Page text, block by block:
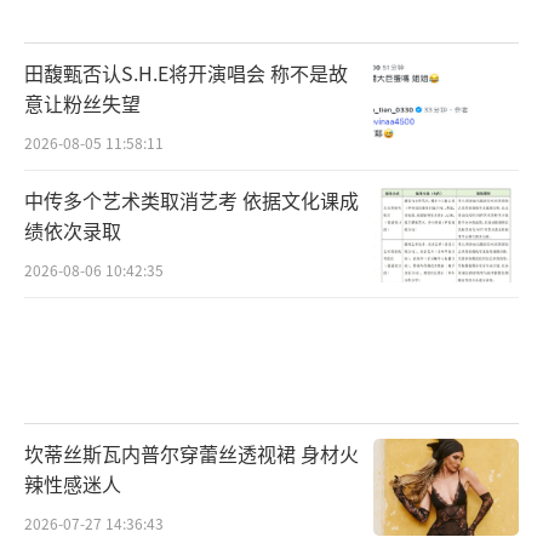
田馥甄否认S.H.E将开演唱会 称不是故
意让粉丝失望
2026-08-05 11:58:11
中传多个艺术类取消艺考 依据文化课成
绩依次录取
2026-08-06 10:42:35
坎蒂丝斯瓦内普尔穿蕾丝透视裙 身材火
辣性感迷人
2026-07-27 14:36:43